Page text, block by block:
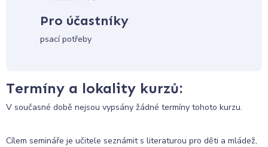
Pro účastníky
psací potřeby
Termíny a lokality kurzů:
V současné době nejsou vypsány žádné termíny tohoto kurzu.
Cílem semináře je učitele seznámit s literaturou pro děti a mládež,